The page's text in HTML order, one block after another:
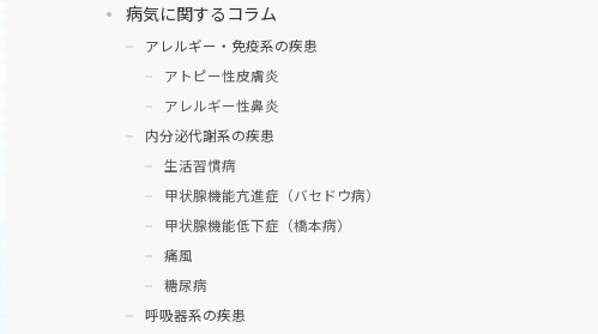
病気に関するコラム
アレルギー・免疫系の疾患
アトピー性皮膚炎
アレルギー性鼻炎
内分泌代謝系の疾患
生活習慣病
甲状腺機能亢進症（バセドウ病）
甲状腺機能低下症（橋本病）
痛風
糖尿病
呼吸器系の疾患